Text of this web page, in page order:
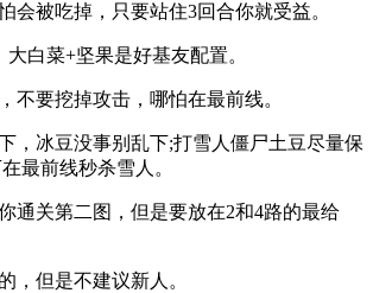
会被吃掉，只要站住3回合你就受益。
白菜+坚果是好基友配置。
不要挖掉攻击，哪怕在最前线。
，冰豆没事别乱下;打雪人僵尸土豆尽量保
最前线秒杀雪人。
通关第二图，但是要放在2和4路的最给
，但是不建议新人。